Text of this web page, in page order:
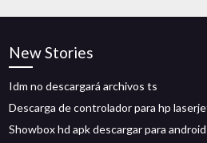
New Stories
Idm no descargará archivos ts
Descarga de controlador para hp
Showbox hd apk descargar para android